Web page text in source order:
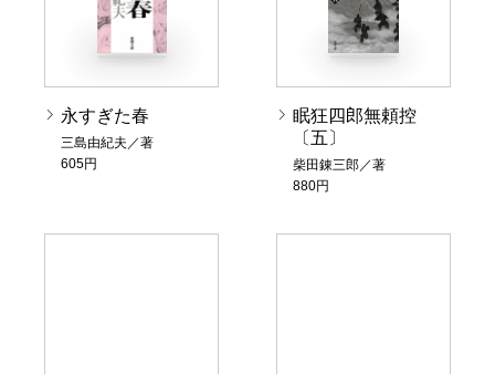
永すぎた春
三島由紀夫／著
605円
眠狂四郎無頼控
〔五〕
柴田錬三郎／著
880円